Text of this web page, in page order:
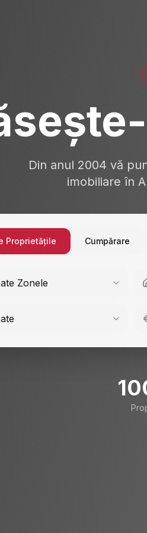
Din anul 2004 vă
imobiliare în
Proprietățile Cumpărare
Zonele